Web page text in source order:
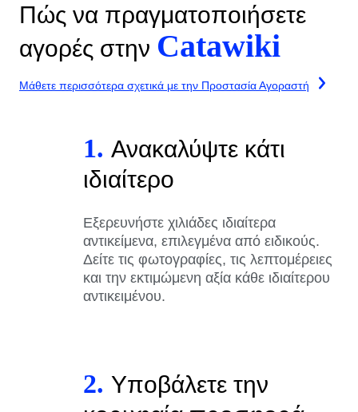
Πώς να πραγματοποιήσετε
αγορές στην Catawiki
Μάθετε περισσότερα σχετικά με την Προστασία Αγοραστή
1. Ανακαλύψτε κάτι
ιδιαίτερο
Εξερευνήστε χιλιάδες ιδιαίτερα
αντικείμενα, επιλεγμένα από ειδικούς.
Δείτε τις φωτογραφίες, τις λεπτομέρειες
και την εκτιμώμενη αξία κάθε ιδιαίτερου
αντικειμένου.
2. Υποβάλετε την